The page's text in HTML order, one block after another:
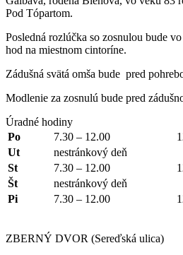
Pod Tópartom.
Posledná rozlúčka so zosnulou bude
hod na miestnom cintoríne.
Zádušná svätá omša bude pred
Modlenie za zosnulú bude pred
Úradné hodiny
Po
7.30 – 12.00
Ut
nestránkový deň
St
7.30 – 12.00
Št
nestránkový deň
Pi
7.30 – 12.00
ZBERNÝ DVOR (Sereďská ulica)